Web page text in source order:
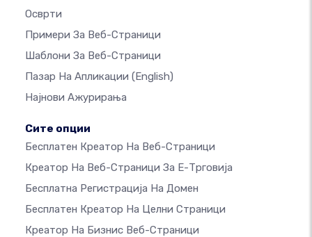
Осврти
Примери За Веб-Страници
Шаблони За Веб-Страници
Пазар На Апликации (English)
Најнови Ажурирања
Сите опции
Бесплатен Креатор На Веб-Страници
Креатор На Веб-Страници За Е-Трговија
Бесплатна Регистрација На Домен
Бесплатен Креатор На Целни Страници
Креатор На Бизнис Веб-Страници